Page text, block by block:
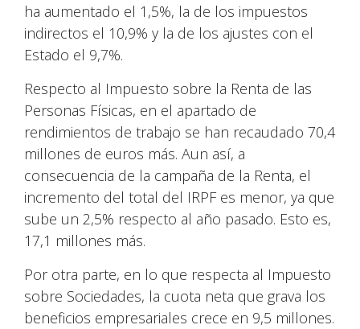
ha aumentado el 1,5%, la de los impuestos
indirectos el 10,9% y la de los ajustes con el
Estado el 9,7%.
Respecto al Impuesto sobre la Renta de las
Personas Físicas, en el apartado de
rendimientos de trabajo se han recaudado 70,4
millones de euros más. Aun así, a
consecuencia de la campaña de la Renta, el
incremento del total del IRPF es menor, ya que
sube un 2,5% respecto al año pasado. Esto es,
17,1 millones más.
Por otra parte, en lo que respecta al Impuesto
sobre Sociedades, la cuota neta que grava los
beneficios empresariales crece en 9,5 millones.